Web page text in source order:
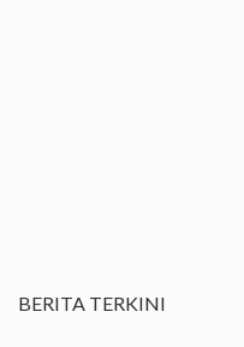
BERITA TERKINI